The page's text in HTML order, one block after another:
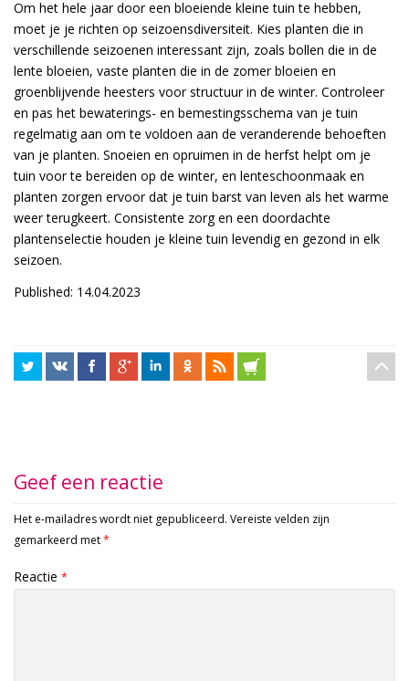
Om het hele jaar door een bloeiende kleine tuin te hebben,
moet je je richten op seizoensdiversiteit. Kies planten die in
verschillende seizoenen interessant zijn, zoals bollen die in de
lente bloeien, vaste planten die in de zomer bloeien en
groenblijvende heesters voor structuur in de winter. Controleer
en pas het bewaterings- en bemestingsschema van je tuin
regelmatig aan om te voldoen aan de veranderende behoeften
van je planten. Snoeien en opruimen in de herfst helpt om je
tuin voor te bereiden op de winter, en lenteschoonmaak en
planten zorgen ervoor dat je tuin barst van leven als het warme
weer terugkeert. Consistente zorg en een doordachte
plantenselectie houden je kleine tuin levendig en gezond in elk
seizoen.
Published: 14.04.2023
Geef een reactie
Het e-mailadres wordt niet gepubliceerd. Vereiste velden zijn
gemarkeerd met*
Reactie *